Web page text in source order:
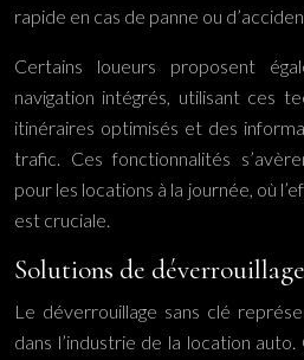
rapide en cas de panne ou
Certains loueurs proposent
navigation intégrés, utilisant ces
itinéraires optimisés et des
trafic. Ces fonctionnalités
pour les locations à la journée, où
est cruciale.
Solutions de
Le déverrouillage sans clé
dans l’industrie de la location